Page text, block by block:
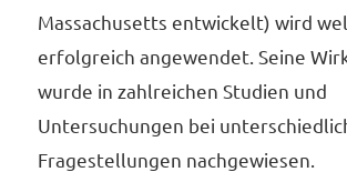
Massachusetts entwickelt) wird
erfolgreich angewendet. Seine
wurde in zahlreichen Studien und
Untersuchungen bei
Fragestellungen nachgewiesen.